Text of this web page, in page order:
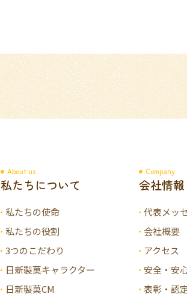
About us
私たちについて
私たちの使命
私たちの役割
3つのこだわり
日新製菓キャラクター
日新製菓CM
Company
会社情報
代表メッ
会社概要
アクセス
安全・安
表彰・認